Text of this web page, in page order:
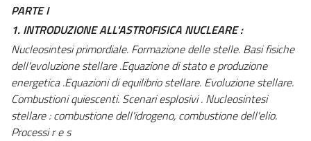
PARTE I
1. INTRODUZIONE ALL'ASTROFISICA NUCLEARE :
Nucleosintesi primordiale. Formazione delle stelle. Basi fisiche
dell'evoluzione stellare .Equazione di stato e produzione
energetica .Equazioni di equilibrio stellare. Evoluzione stellare.
Combustioni quiescenti. Scenari esplosivi . Nucleosintesi
stellare : combustione dell'idrogeno, combustione dell'elio.
Processi r e s